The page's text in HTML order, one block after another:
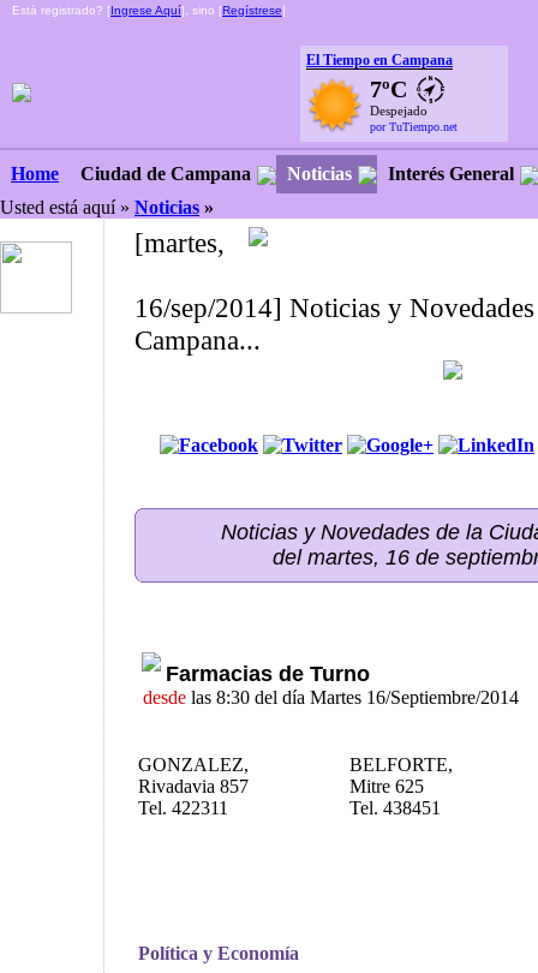
Está registrado? [Ingrese Aquí], sino [Regístrese]
El Tiempo en Campana
7ºC
Despejado
por TuTiempo.net
Home Ciudad de Campana Noticias
Interés General
Usted está aquí » Noticias »
[martes,
16/sep/2014] Noticias y
Campana...
Noticias y Novedades de la
del martes, 16 de
Farmacias de Turno
desde las 8:30 del día Martes 16/Septiembre/2014
GONZALEZ,
Rivadavia 857
Tel. 422311
BELFORTE,
Mitre 625
Tel. 438451
Política y Economía